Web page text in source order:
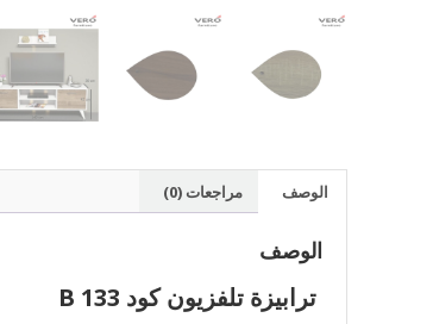
الوصف مراجعات (0)
الوصف
ترابيزة تلفزيون كود B 133